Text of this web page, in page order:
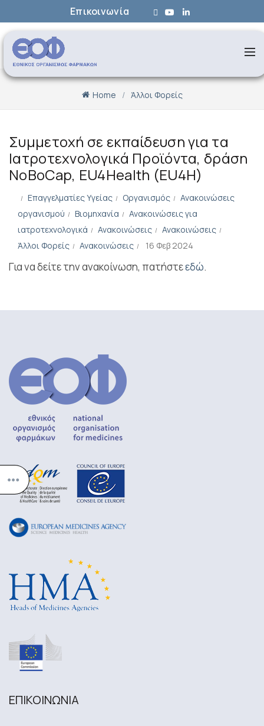
Επικοινωνία
Home Άλλοι Φορείς
Συμμετοχή σε εκπαίδευση για τα
Ιατροτεχνολογικά Προϊόντα, δράση
ΝοBoCap, EU4Health (EU4H)
Επαγγελματίες Υγείας Οργανισμός
Ανακοινώσεις
οργανισμού
Βιομηχανία
Ανακοινώσεις για
ιατροτεχνολογικά
Ανακοινώσεις
Ανακοινώσεις
Άλλοι Φορείς
Ανακοινώσεις 16 Φεβ 2024
Για να δείτε την ανακοίνωση, πατήστεεδώ.
ΕΠΙΚΟΙΝΩΝΙA